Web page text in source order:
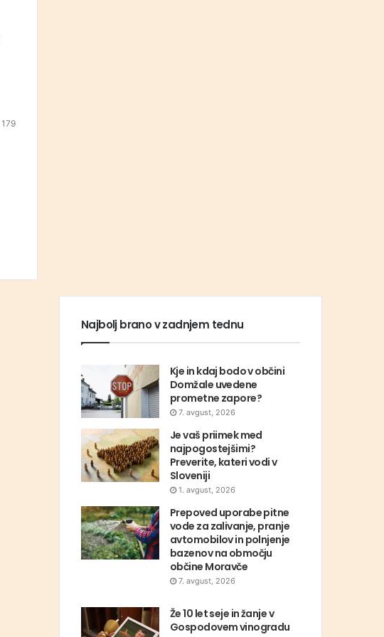
179
Najbolj brano v zadnjem tednu
Kje in kdaj bodo v občini
Domžale uvedene
prometne zapore?
7. avgust, 2026
Je vaš priimek med
najpogostejšimi?
Preverite, kateri vodi v
Sloveniji
1. avgust, 2026
Prepoved uporabe pitne
vode za zalivanje, pranje
avtomobilov in polnjenje
bazenov na območju
občine Moravče
7. avgust, 2026
Že 10 let seje in žanje v
Gospodovem vinogradu